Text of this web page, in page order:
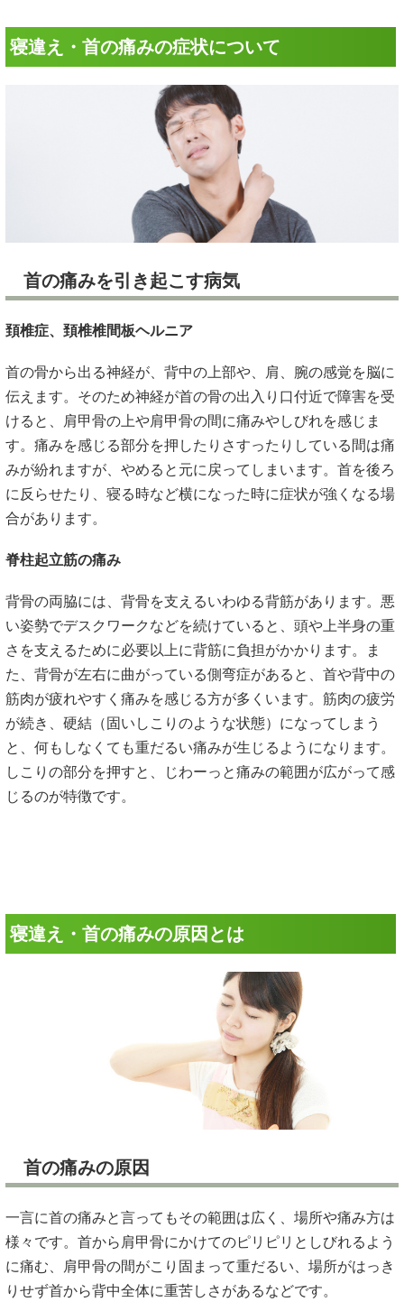
寝違え・首の痛みの症状について
首の痛みを引き起こす病気
頚椎症、頚椎椎間板ヘルニア
首の骨から出る神経が、背中の上部や、肩、腕の感覚を脳に
伝えます。そのため神経が首の骨の出入り口付近で障害を受
けると、肩甲骨の上や肩甲骨の間に痛みやしびれを感じま
す。痛みを感じる部分を押したりさすったりしている間は痛
みが紛れますが、やめると元に戻ってしまいます。首を後ろ
に反らせたり、寝る時など横になった時に症状が強くなる場
合があります。
脊柱起立筋の痛み
背骨の両脇には、背骨を支えるいわゆる背筋があります。悪
い姿勢でデスクワークなどを続けていると、頭や上半身の重
さを支えるために必要以上に背筋に負担がかかります。ま
た、背骨が左右に曲がっている側弯症があると、首や背中の
筋肉が疲れやすく痛みを感じる方が多くいます。筋肉の疲労
が続き、硬結（固いしこりのような状態）になってしまう
と、何もしなくても重だるい痛みが生じるようになります。
しこりの部分を押すと、じわーっと痛みの範囲が広がって感
じるのが特徴です。
寝違え・首の痛みの原因とは
首の痛みの原因
一言に首の痛みと言ってもその範囲は広く、場所や痛み方は
様々です。首から肩甲骨にかけてのピリピリとしびれるよう
に痛む、肩甲骨の間がこり固まって重だるい、場所がはっき
りせず首から背中全体に重苦しさがあるなどです。